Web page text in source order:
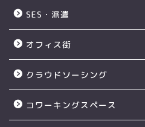
SES・派遣
オフィス街
クラウドソーシング
コワーキングスペース